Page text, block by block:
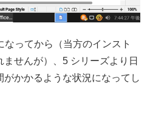
ってから（当方のインスト
せんが）、5 シリーズより日
かかるような状況になってし